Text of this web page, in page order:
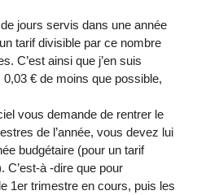
jours servis dans une année
tarif divisible par ce nombre
C’est ainsi que j’en suis
0,03 € de moins que possible,
vous demande de rentrer le
de l’année, vous devez lui
budgétaire (pour un tarif
C’est-à -dire que pour
1er trimestre en cours, puis les